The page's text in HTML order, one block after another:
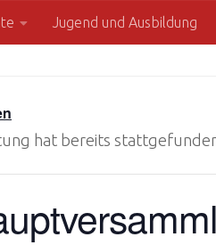
Jugend und Ausbildung
hat bereits